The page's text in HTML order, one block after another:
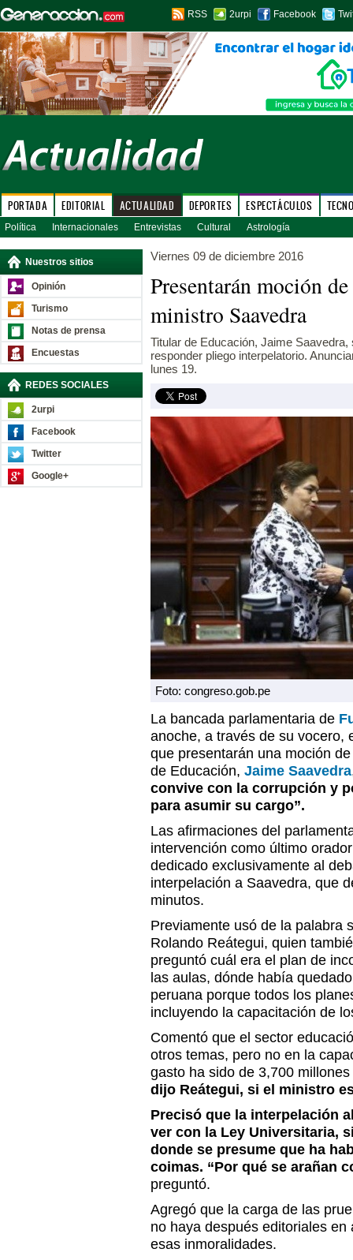
RSS 2urpi Facebook
PORTADA EDITORIAL ACTUALIDAD DEPORTES ESPECTÁCULOS
Política Internacionales Entrevistas Cultural Astrología
Nuestros sitios
Opinión
Turismo
Notas de prensa
Encuestas
REDES SOCIALES
2urpi
Facebook
Twitter
Google+
Viernes 09 de diciembre 2016
Presentarán moción
ministro Saavedra
Titular de Educación, Jaime
responder pliego interpelatorio.
lunes 19.
Foto: congreso.gob.pe
La bancada parlamentaria de
anoche, a través de su vocero,
que presentarán una moción
de Educación, Jaime Saavedra
convive con la corrupción y
para asumir su cargo”.
Las afirmaciones del
intervención como último
dedicado exclusivamente al
interpelación a Saavedra, que
minutos.
Previamente usó de la palabra
Rolando Reátegui, quien
preguntó cuál era el plan de
las aulas, dónde había
peruana porque todos los
incluyendo la capacitación de
Comentó que el sector
otros temas, pero no en la
gasto ha sido de 3,700 millones
dijo Reátegui, si el ministro
Precisó que la interpelación
ver con la Ley Universitaria,
donde se presume que ha
coimas. “Por qué se arañan
preguntó.
Agregó que la carga de las
no haya después editoriales
esas inmoralidades.